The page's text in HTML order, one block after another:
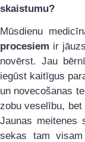
skaistumu?
Mūsdienu
procesiem ir
novērst. Jau
iegūst kaitīgus
un novecošanas
zobu veselību,
Jaunas meitenes
sekas tam